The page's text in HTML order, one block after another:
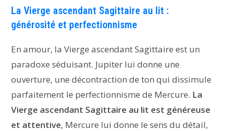
La Vierge ascendant Sagittaire au lit :
générosité et perfectionnisme
En amour, la Vierge ascendant Sagittaire est un
paradoxe séduisant. Jupiter lui donne une
ouverture, une décontraction de ton qui dissimule
parfaitement le perfectionnisme de Mercure. La
Vierge ascendant Sagittaire au lit est généreuse
et attentive, Mercure lui donne le sens du détail,